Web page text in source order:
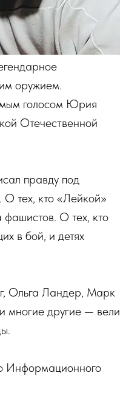
оружием.
голосом Юрия
Отечественной
правду под
тех, кто «Лейкой»
О тех, кто
в бой, и детях
Ольга Ландер, Марк
многие другие — вели
Информационного